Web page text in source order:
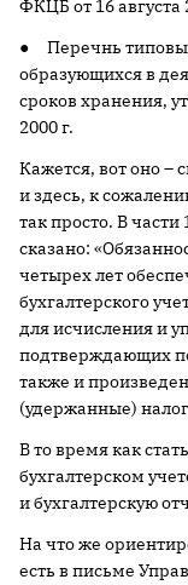
ФКЦБ от 16 августа
● Перечнь
образующихся в
сроков хранения,
2000 г.
Кажется, вот оно –
и здесь, к
так просто. В части
сказано:
четырех лет
бухгалтерского
для исчисления и
подтверждающих
также и
(удержанные)
В то время как
бухгалтерском
и бухгалтерскую
На что же
есть в письме